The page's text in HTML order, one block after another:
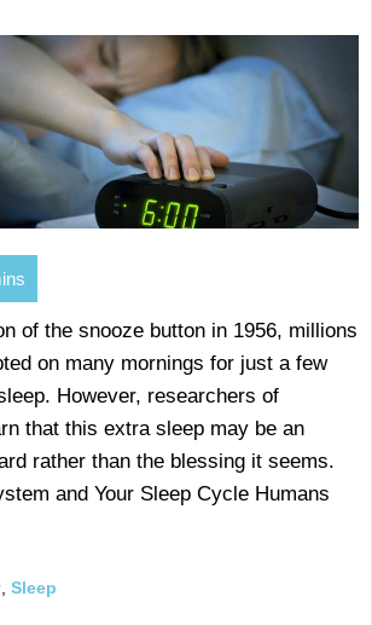
of the snooze button in 1956, millions
on many mornings for just a few
However, researchers of
that this extra sleep may be an
rather than the blessing it seems.
and Your Sleep Cycle Humans
, Sleep